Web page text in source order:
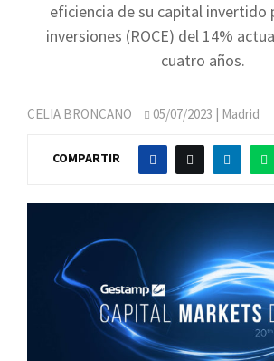
eficiencia de su capital invertido
inversiones (ROCE) del 14%
cuatro años.
CELIA BRONCANO 05/07/2023 | Madrid
COMPARTIR